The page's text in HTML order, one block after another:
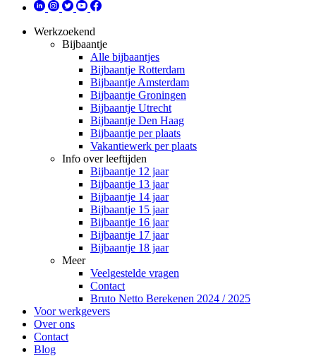
Werkzoekend
Bijbaantje
Alle bijbaantjes
Bijbaantje Rotterdam
Bijbaantje Amsterdam
Bijbaantje Groningen
Bijbaantje Utrecht
Bijbaantje Den Haag
Bijbaantje per plaats
Vakantiewerk per plaats
Info over leeftijden
Bijbaantje 12 jaar
Bijbaantje 13 jaar
Bijbaantje 14 jaar
Bijbaantje 15 jaar
Bijbaantje 16 jaar
Bijbaantje 17 jaar
Bijbaantje 18 jaar
Meer
Veelgestelde vragen
Contact
Bruto Netto Berekenen 2024 / 2025
Voor werkgevers
Over ons
Contact
Blog